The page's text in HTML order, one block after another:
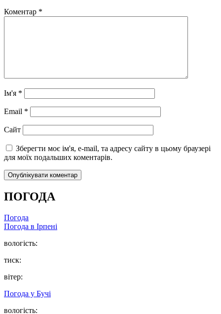
Коментар *
Ім'я *
Email *
Сайт
Зберегти моє ім'я, e-mail, та адресу сайту в цьому браузері
для моїх подальших коментарів.
ПОГОДА
Погода
Погода в Ірпені
вологість:
тиск:
вітер:
Погода у Бучі
вологість: